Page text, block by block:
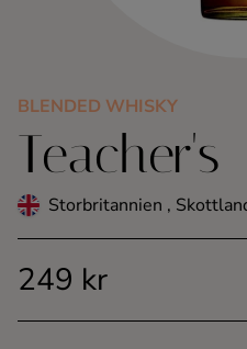
Konjak
Likör
Shots
BLENDED WHISKY
Teacher's
Storbritannien ,
249 kr